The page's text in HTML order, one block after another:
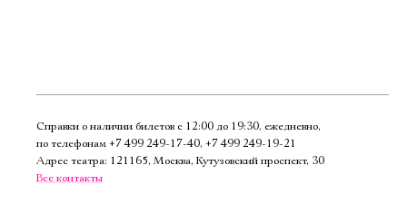
Справки о наличии билетов с 12:00 до 19:30, ежедневно,
по телефонам +7 499 249‑17‑40, +7 499 249‑19‑21
Адрес театра: 121165, Москва, Кутузовский проспект, 30
Все контакты